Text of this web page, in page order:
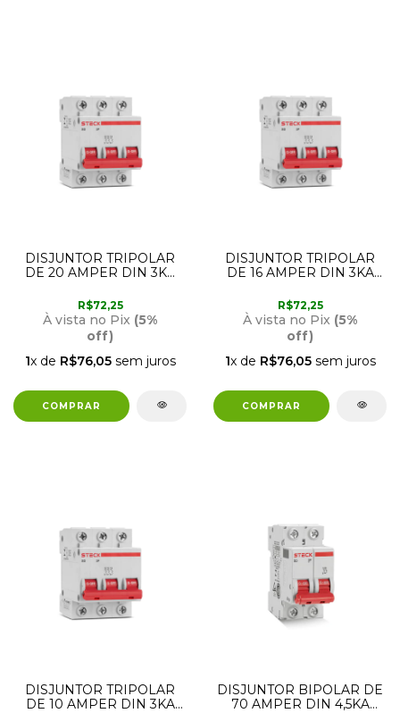
DISJUNTOR TRIPOLAR
DE 20 AMPER DIN 3KA
R$72,25
À vista no Pix (5%
off)
1x de R$76,05sem juros
DISJUNTOR TRIPOLAR
DE 16 AMPER DIN 3KA
R$72,25
À vista no Pix (5%
off)
1x de R$76,05sem juros
DISJUNTOR TRIPOLAR
DE 10 AMPER DIN 3KA
DISJUNTOR BIPOLAR DE
70 AMPER DIN 4,5KA